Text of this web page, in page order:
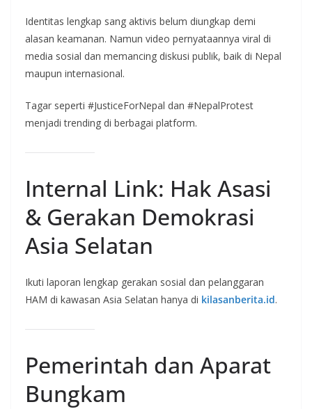
Identitas lengkap sang aktivis belum diungkap demi
alasan keamanan. Namun video pernyataannya viral di
media sosial dan memancing diskusi publik, baik di Nepal
maupun internasional.
Tagar seperti #JusticeForNepal dan #NepalProtest
menjadi trending di berbagai platform.
Internal Link: Hak Asasi
& Gerakan Demokrasi
Asia Selatan
Ikuti laporan lengkap gerakan sosial dan pelanggaran
HAM di kawasan Asia Selatan hanya di kilasanberita.id.
Pemerintah dan Aparat
Bungkam